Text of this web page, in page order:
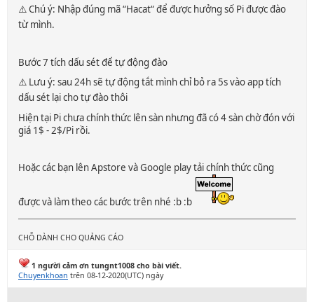
⚠️ Chú ý: Nhập đúng mã “Hacat“ để được hưởng số Pi được đào
từ mình.
Bước 7 tích dấu sét để tự động đào
⚠️ Lưu ý: sau 24h sẽ tự động tắt mình chỉ bỏ ra 5s vào app tích
dấu sét lại cho tự đào thôi
Hiện tại Pi chưa chính thức lên sàn nhưng đã có 4 sàn chờ đón với
giá 1$ - 2$/Pi rồi.
Hoặc các bạn lên Apstore và Google play tải chính thức cũng
được và làm theo các bước trên nhé :b :b
CHỖ DÀNH CHO QUẢNG CÁO
1 người cảm ơn tungnt1008 cho bài viết.
Chuyenkhoan trên 08-12-2020(UTC) ngày